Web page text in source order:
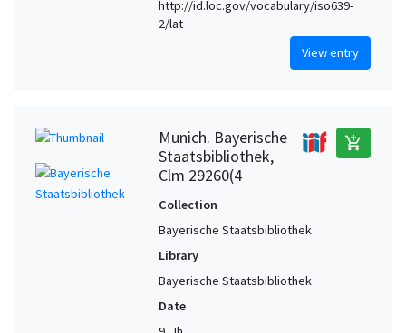
http://id.loc.gov/vocabulary/iso639-
2/lat
View entry
Munich. Bayerische
Staatsbibliothek,
Clm 29260(4
add_shopping_cart
Collection
Bayerische Staatsbibliothek
Library
Bayerische Staatsbibliothek
Date